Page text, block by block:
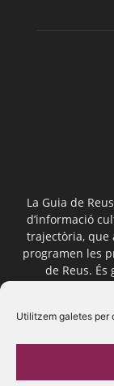
Utilitzem galetes per
La Guia de
d’informació
trajectòria, que
programen les
de Reus.